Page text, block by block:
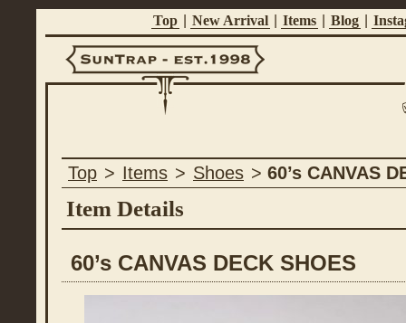
Top New Arrival Items Blog
Est.1998
Top > Items > Shoes > 60’s CANVAS
Item Details
60’s CANVAS DECK SHOES